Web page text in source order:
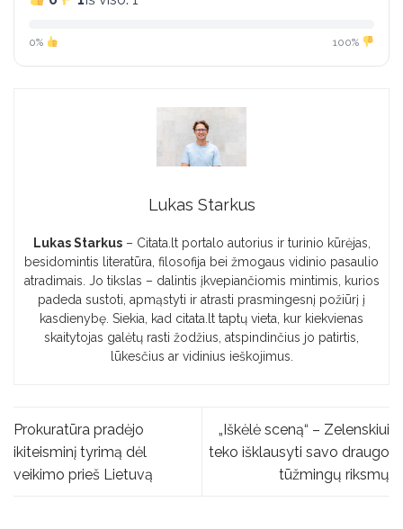
0% 100%
Lukas Starkus
Lukas Starkus– Citata.lt portalo autorius ir turinio kūrėjas,
besidomintis literatūra, filosofija bei žmogaus vidinio pasaulio
atradimais. Jo tikslas – dalintis įkvepiančiomis mintimis, kurios
padeda sustoti, apmąstyti ir atrasti prasmingesnį požiūrį į
kasdienybę. Siekia, kad citata.lt taptų vieta, kur kiekvienas
skaitytojas galėtų rasti žodžius, atspindinčius jo patirtis,
lūkesčius ar vidinius ieškojimus.
Prokuratūra pradėjo
ikiteisminį tyrimą dėl
veikimo prieš Lietuvą
„Iškėlė sceną“ – Zelenskiui
teko išklausyti savo draugo
tūžmingų riksmų